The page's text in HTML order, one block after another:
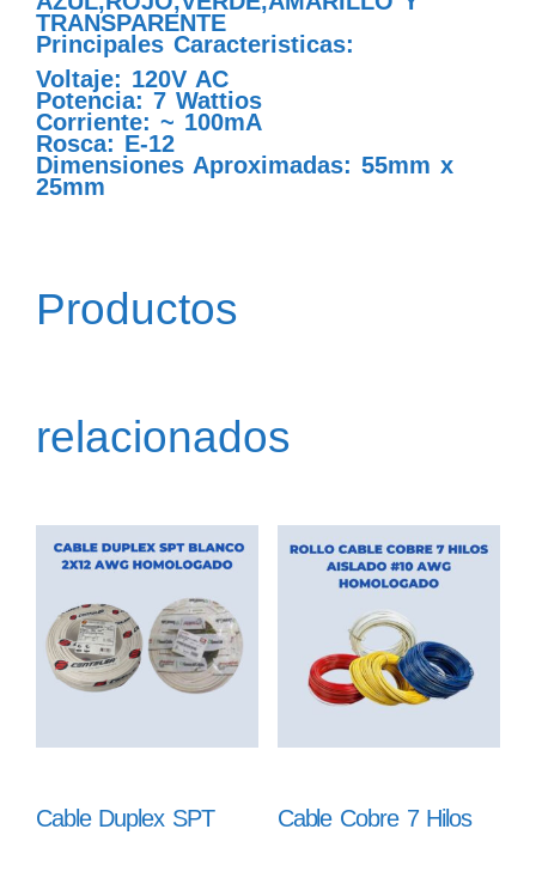
TRANSPARENTE
Principales Caracteristicas:
Voltaje: 120V AC
Potencia: 7 Wattios
Corriente: ~ 100mA
Rosca: E-12
Dimensiones Aproximadas: 55mm x
25mm
Productos
relacionados
Cable Duplex SPT Cable Cobre 7 Hilos